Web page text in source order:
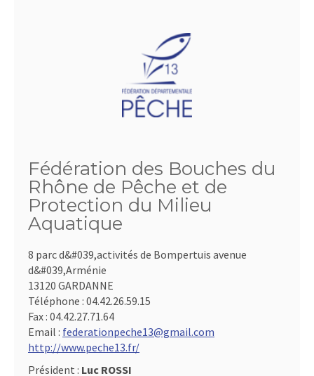
Fédération des Bouches du
Rhône de Pêche et de
Protection du Milieu
Aquatique
8 parc d&#039,activités de Bompertuis avenue
d&#039,Arménie
13120 GARDANNE
Téléphone : 04.42.26.59.15
Fax : 04.42.27.71.64
Email : federationpeche13@gmail.com
http://www.peche13.fr/
Président : Luc ROSSI